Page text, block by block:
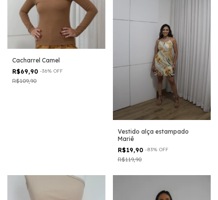
Cacharrel Camel
R$69,90 -36% OFF
R$109,90
Vestido alça estampado
Mariê
R$19,90 -83% OFF
R$119,90